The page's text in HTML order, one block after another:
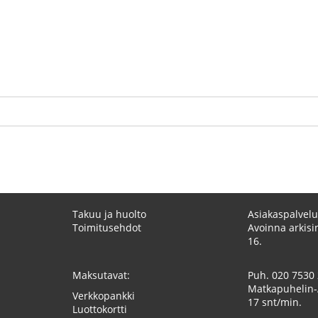
Takuu ja huolto
Toimitusehdot
Maksutavat:
Verkkopankki
Luottokortti
Asiakaspalvelu
Avoinna
16.
Puh. 020 7530
17 snt/min.